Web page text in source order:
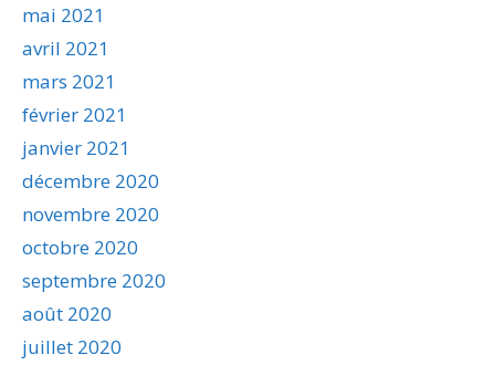
mai 2021
avril 2021
mars 2021
février 2021
janvier 2021
décembre 2020
novembre 2020
octobre 2020
septembre 2020
août 2020
juillet 2020